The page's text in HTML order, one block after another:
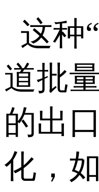
这种“
道批
的出
化，